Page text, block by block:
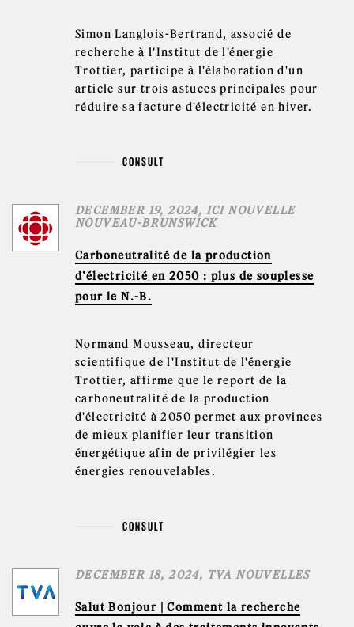
Simon Langlois-Bertrand, associé de
recherche à l'Institut de l'énergie
Trottier, participe à l'élaboration d'un
article sur trois astuces principales pour
réduire sa facture d'électricité en hiver.
CONSULT
DECEMBER 19, 2024, ICI NOUVELLE
NOUVEAU-BRUNSWICK
Carboneutralité de la production
d’électricité en 2050 : plus de souplesse
pour le N.-B.
Normand Mousseau, directeur
scientifique de l'Institut de l'énergie
Trottier, affirme que le report de la
carboneutralité de la production
d'électricité à 2050 permet aux provinces
de mieux planifier leur transition
énergétique afin de privilégier les
énergies renouvelables.
CONSULT
DECEMBER 18, 2024, TVA NOUVELLES
Salut Bonjour | Comment la recherche